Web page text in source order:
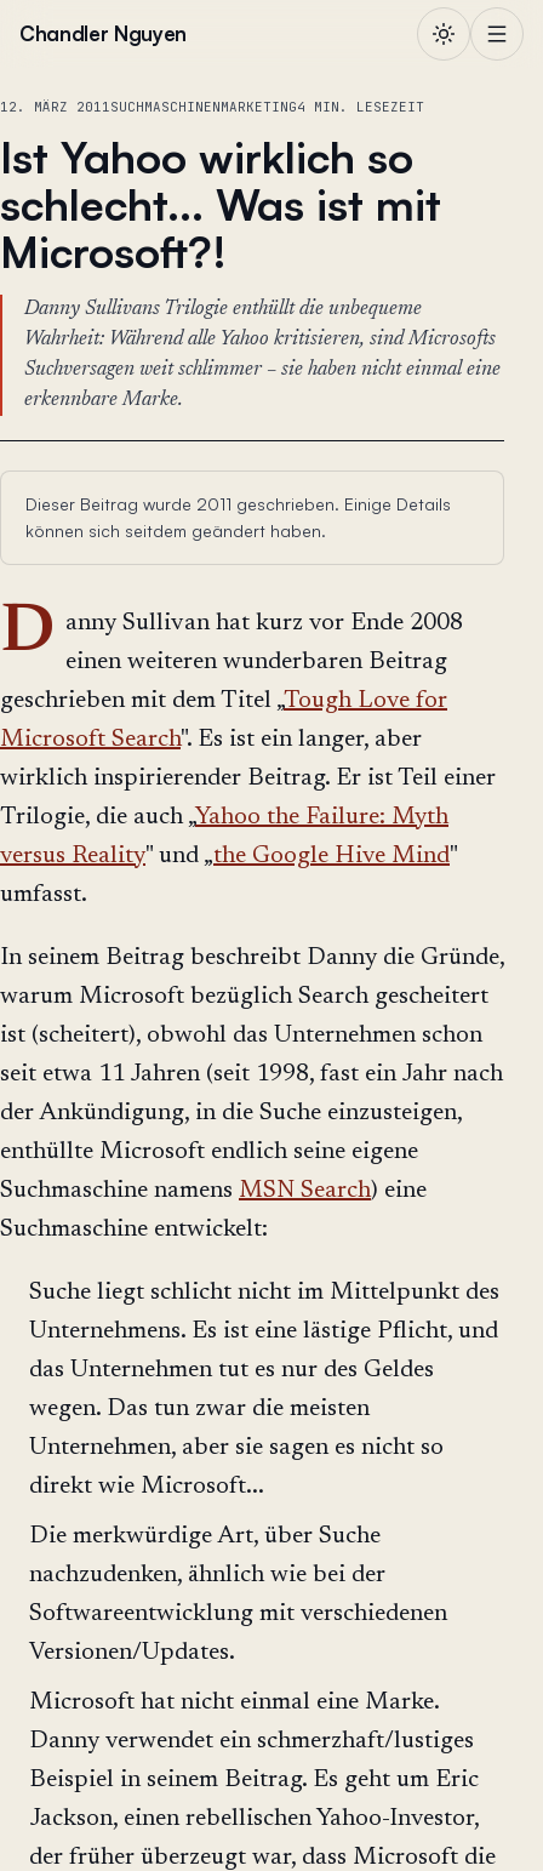
Chandler Nguyen
12. MÄRZ 2011SUCHMASCHINENMARKETING4 MIN. LESEZEIT
Ist Yahoo wirklich so
schlecht... Was ist mit
Microsoft?!
Danny Sullivans Trilogie enthüllt die unbequeme
Wahrheit: Während alle Yahoo kritisieren, sind Microsofts
Suchversagen weit schlimmer – sie haben nicht einmal eine
erkennbare Marke.
Dieser Beitrag wurde 2011 geschrieben. Einige Details
können sich seitdem geändert haben.
D anny Sullivan hat kurz vor Ende 2008
einen weiteren wunderbaren Beitrag
geschrieben mit dem Titel „Tough Love for
Microsoft Search". Es ist ein langer, aber
wirklich inspirierender Beitrag. Er ist Teil einer
Trilogie, die auch „Yahoo the Failure: Myth
versus Reality" und „the Google Hive Mind"
umfasst.
In seinem Beitrag beschreibt Danny die Gründe,
warum Microsoft bezüglich Search gescheitert
ist (scheitert), obwohl das Unternehmen schon
seit etwa 11 Jahren (seit 1998, fast ein Jahr nach
der Ankündigung, in die Suche einzusteigen,
enthüllte Microsoft endlich seine eigene
Suchmaschine namens MSN Search) eine
Suchmaschine entwickelt:
Suche liegt schlicht nicht im Mittelpunkt des
Unternehmens. Es ist eine lästige Pflicht, und
das Unternehmen tut es nur des Geldes
wegen. Das tun zwar die meisten
Unternehmen, aber sie sagen es nicht so
direkt wie Microsoft...
Die merkwürdige Art, über Suche
nachzudenken, ähnlich wie bei der
Softwareentwicklung mit verschiedenen
Versionen/Updates.
Microsoft hat nicht einmal eine Marke.
Danny verwendet ein schmerzhaft/lustiges
Beispiel in seinem Beitrag. Es geht um Eric
Jackson, einen rebellischen Yahoo-Investor,
der früher überzeugt war, dass Microsoft die